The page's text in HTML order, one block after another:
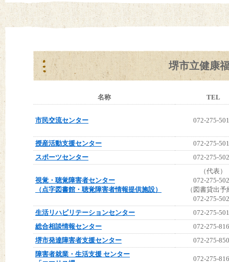
堺市立健康
名称 TEL
市民交流センター 072-275-
授産活動支援センター
072-275-
スポーツセンター
072-275-
視覚・聴覚障害者センター
（点字図書館・聴覚障害者情報提供施設）
（代表）
072-275-
（図書貸出予
072-275-
生活リハビリテーションセンター
072-275-
総合相談情報センター
072-275-
堺市発達障害者支援センター
072-275-
障害者就業・生活支援 センター
072-275-